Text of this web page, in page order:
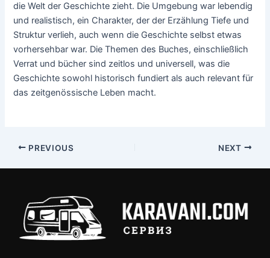
die Welt der Geschichte zieht. Die Umgebung war lebendig
und realistisch, ein Charakter, der der Erzählung Tiefe und
Struktur verlieh, auch wenn die Geschichte selbst etwas
vorhersehbar war. Die Themen des Buches, einschließlich
Verrat und bücher sind zeitlos und universell, was die
Geschichte sowohl historisch fundiert als auch relevant für
das zeitgenössische Leben macht.
PREVIOUS NEXT